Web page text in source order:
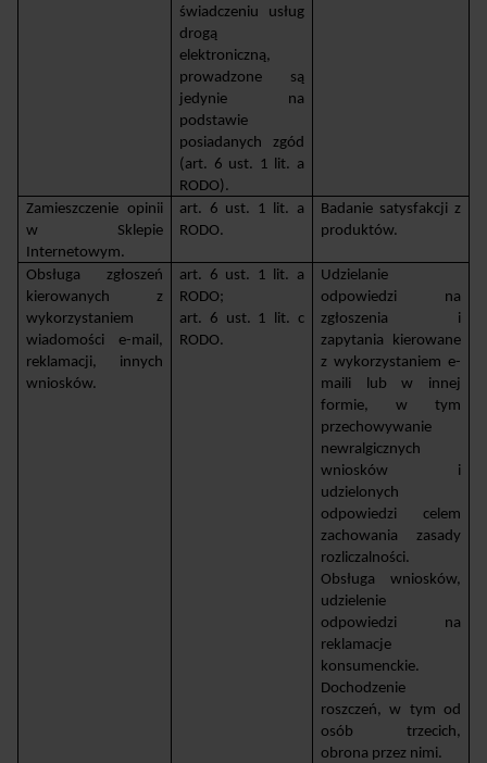
świadczeniu usług
drogą
elektroniczną,
prowadzone są
jedynie na
podstawie
posiadanych zgód
(art. 6 ust. 1 lit. a
RODO).
Zamieszczenie opinii
w Sklepie
Internetowym.
art. 6 ust. 1 lit. a
RODO.
Badanie satysfakcji z
produktów.
Obsługa zgłoszeń
kierowanych z
wykorzystaniem
wiadomości e-mail,
reklamacji, innych
wniosków.
art. 6 ust. 1 lit. a
RODO;
art. 6 ust. 1 lit. c
RODO.
Udzielanie
odpowiedzi na
zgłoszenia i
zapytania kierowane
z wykorzystaniem e-
maili lub w innej
formie, w tym
przechowywanie
newralgicznych
wniosków i
udzielonych
odpowiedzi celem
zachowania zasady
rozliczalności.
Obsługa wniosków,
udzielenie
odpowiedzi na
reklamacje
konsumenckie.
Dochodzenie
roszczeń, w tym od
osób trzecich,
obrona przez nimi.